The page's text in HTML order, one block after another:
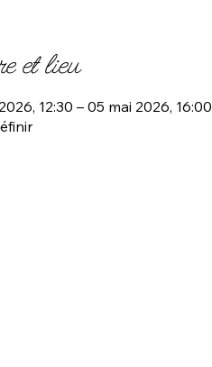
et lieu
12:30 – 05 mai 2026, 16:00